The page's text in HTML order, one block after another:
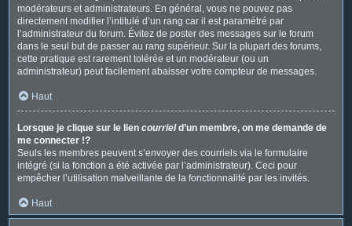
modérateurs et administrateurs. En général, vous ne pouvez pas
directement modifier l’intitulé d’un rang car il est paramétré par
l’administrateur du forum. Évitez de poster des messages sur le forum
dans le seul but de passer au rang supérieur. Sur la plupart des forums,
cette pratique est rarement tolérée et un modérateur (ou un
administrateur) peut facilement abaisser votre compteur de messages.
Haut
Lorsque je clique sur le lien courrield’un membre, on me demande de
me connecter !?
Seuls les membres peuvent s’envoyer des courriels via le formulaire
intégré (si la fonction a été activée par l’administrateur). Ceci pour
empêcher l’utilisation malveillante de la fonctionnalité par les invités.
Haut